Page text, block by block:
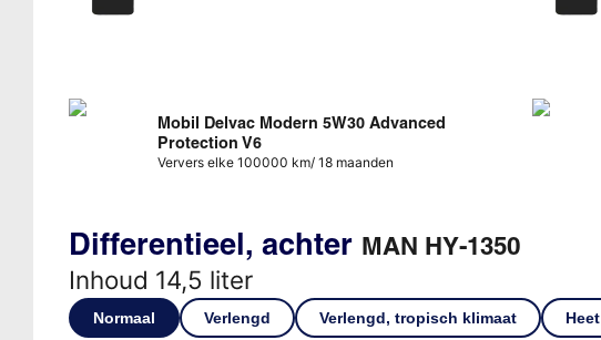
Mobil Delvac Modern 5W30 Advanced
Protection V6
Ververs elke 100000 km/ 18 maanden
Differentieel, achter MAN HY-1350
Inhoud 14,5 liter
Normaal Verlengd Verlengd, tropisch klimaat